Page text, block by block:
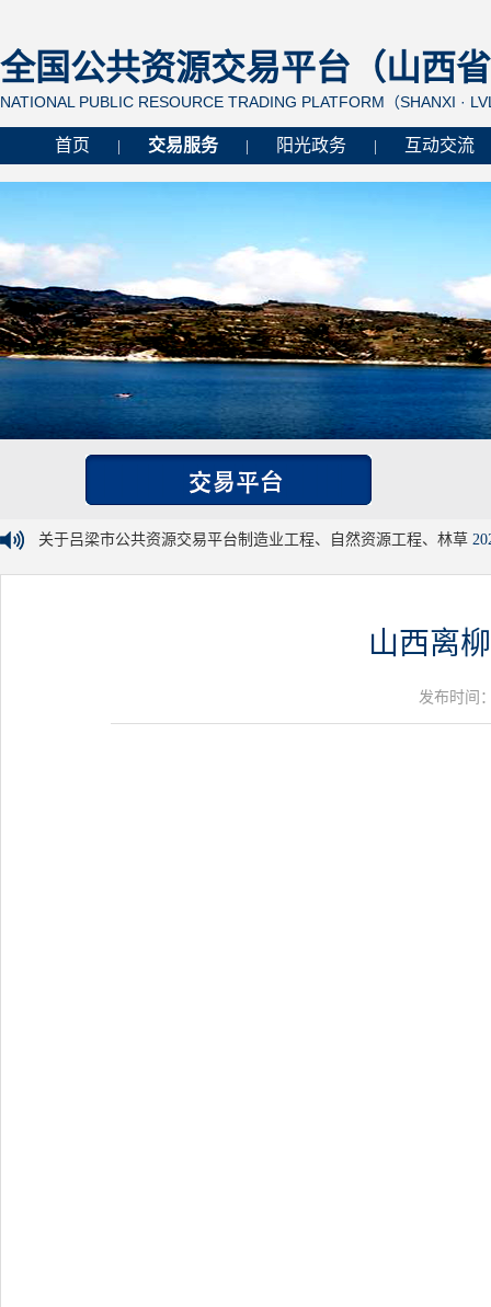
全国公共资源交易平台（山西
NATIONAL PUBLIC RESOURCE TRADING PLATFORM（SHANXI ·
首页 交易服务 阳光政务 互动交流
关于吕梁市公共资源交易平台制造业工程、自然资源工程、林草
山西离
发布时间